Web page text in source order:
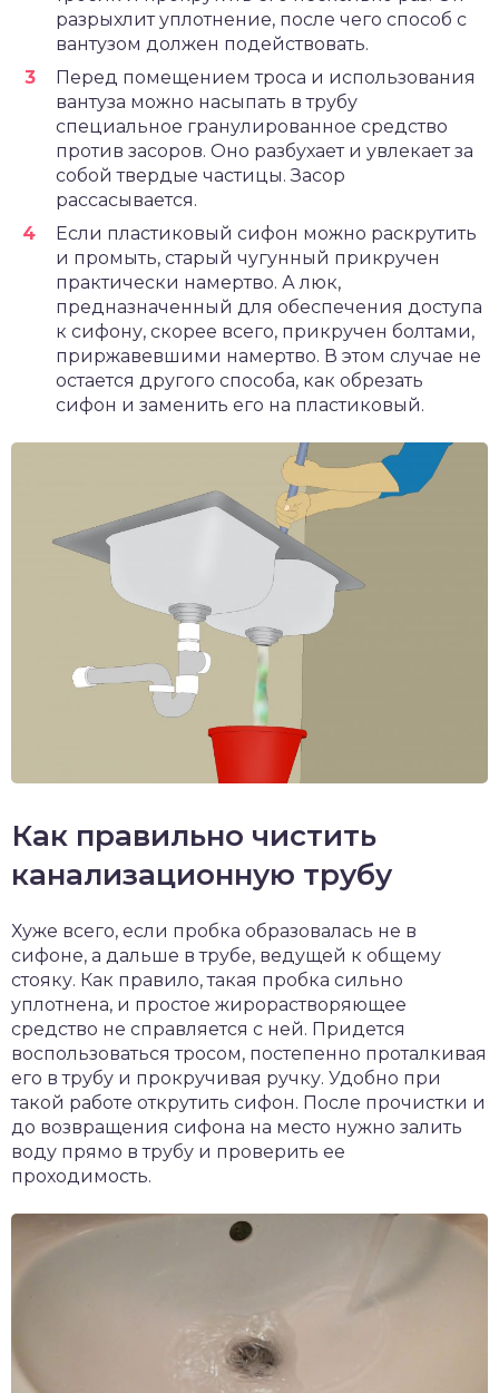
разрыхлит уплотнение, после чего способ с
вантузом должен подействовать.
Перед помещением троса и использования
вантуза можно насыпать в трубу
специальное гранулированное средство
против засоров. Оно разбухает и увлекает за
собой твердые частицы. Засор
рассасывается.
Если пластиковый сифон можно раскрутить
и промыть, старый чугунный прикручен
практически намертво. А люк,
предназначенный для обеспечения доступа
к сифону, скорее всего, прикручен болтами,
приржавевшими намертво. В этом случае не
остается другого способа, как обрезать
сифон и заменить его на пластиковый.
Как правильно чистить
канализационную трубу
Хуже всего, если пробка образовалась не в
сифоне, а дальше в трубе, ведущей к общему
стояку. Как правило, такая пробка сильно
уплотнена, и простое жирорастворяющее
средство не справляется с ней. Придется
воспользоваться тросом, постепенно проталкивая
его в трубу и прокручивая ручку. Удобно при
такой работе открутить сифон. После прочистки и
до возвращения сифона на место нужно залить
воду прямо в трубу и проверить ее
проходимость.